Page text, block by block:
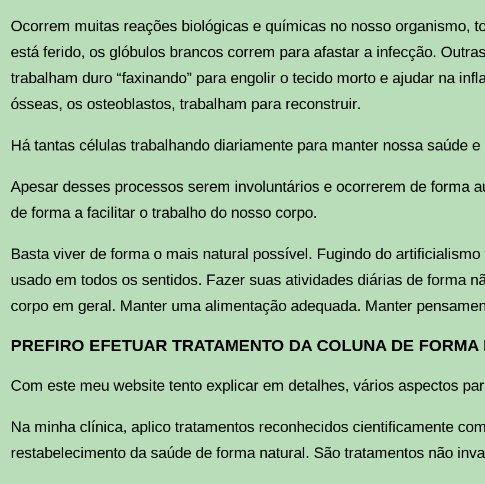
Ocorrem muitas reações biológicas e químicas no nosso organismo,
está ferido, os glóbulos brancos correm para afastar a infecção.
trabalham duro “faxinando” para engolir o tecido morto e ajudar na
ósseas, os osteoblastos, trabalham para reconstruir.
Há tantas células trabalhando diariamente para manter nossa saúde
Apesar desses processos serem involuntários e ocorrerem de forma
de forma a facilitar o trabalho do nosso corpo.
Basta viver de forma o mais natural possível. Fugindo do
usado em todos os sentidos. Fazer suas atividades diárias de forma
corpo em geral. Manter uma alimentação adequada. Manter
PREFIRO EFETUAR TRATAMENTO DA COLUNA DE FORMA
Com este meu website tento explicar em detalhes, vários aspectos
Na minha clínica, aplico tratamentos reconhecidos cientificamente
restabelecimento da saúde de forma natural. São tratamentos não